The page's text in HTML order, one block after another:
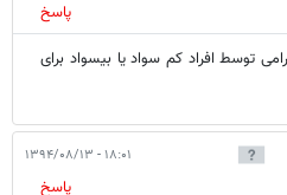
پاسخ
توسط افراد کم سواد یا بیسواد برای
۱۸:۰۱ - ۱۳۹۴/۰۸/۱۳
پاسخ